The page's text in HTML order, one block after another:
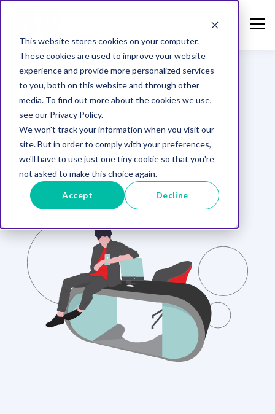
This website stores cookies on your computer.
These cookies are used to improve your website
experience and provide more personalized services
to you, both on this website and through other
media. To find out more about the cookies we use,
see our Privacy Policy.
We won't track your information when you visit our
site. But in order to comply with your preferences,
we'll have to use just one tiny cookie so that you're
not asked to make this choice again.
Accept Decline
TOPIC
Redacción